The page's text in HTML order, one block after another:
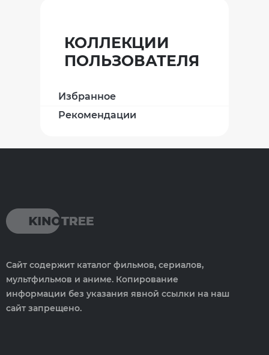
КОЛЛЕКЦИИ
ПОЛЬЗОВАТЕЛЯ
Избранное
Рекомендации
Сайт содержит каталог фильмов, сериалов,
мультфильмов и аниме. Копирование
информации без указания явной ссылки на наш
сайт запрещено.